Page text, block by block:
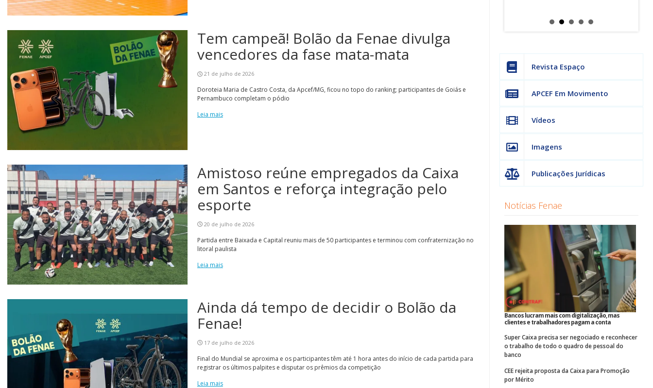
Tem campeã! Bolão da Fenae divulga
vencedores da fase mata-mata
21 de julho de 2026
Doroteia Maria de Castro Costa, da Apcef/MG, ficou no topo do ranking; participantes de Goiás e
Pernambuco completam o pódio
Leia mais
Amistoso reúne empregados da Caixa
em Santos e reforça integração pelo
esporte
20 de julho de 2026
Partida entre Baixada e Capital reuniu mais de 50 participantes e terminou com confraternização no
litoral paulista
Leia mais
Ainda dá tempo de decidir o Bolão da
Fenae!
17 de julho de 2026
Final do Mundial se aproxima e os participantes têm até 1 hora antes do início de cada partida para
registrar os últimos palpites e disputar os prêmios da competição
Leia mais
Revista Espaço
APCEF Em Movimento
Vídeos
Imagens
Publicações Jurídicas
Notícias Fenae
Bancos lucram mais com digitalização, mas
clientes e trabalhadores pagam a conta
Super Caixa precisa ser negociado e reconhecer
o trabalho de todo o quadro de pessoal do
banco
CEE rejeita proposta da Caixa para Promoção
por Mérito